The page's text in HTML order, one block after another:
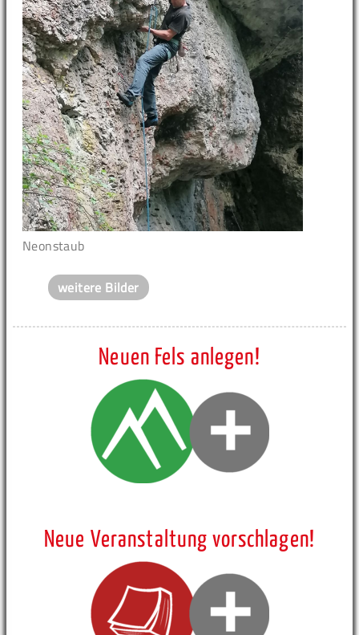
Neonstaub
weitere Bilder
Neuen Fels anlegen!
Neue Veranstaltung vorschlagen!